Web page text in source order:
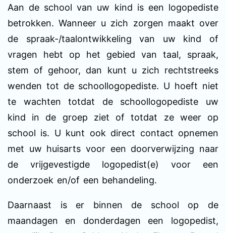
Aan de school van uw kind is een logopediste
betrokken. Wanneer u zich zorgen maakt over
de spraak-/taalontwikkeling van uw kind of
vragen hebt op het gebied van taal, spraak,
stem of gehoor, dan kunt u zich rechtstreeks
wenden tot de schoollogopediste. U hoeft niet
te wachten totdat de schoollogopediste uw
kind in de groep ziet of totdat ze weer op
school is. U kunt ook direct contact opnemen
met uw huisarts voor een doorverwijzing naar
de vrijgevestigde logopedist(e) voor een
onderzoek en/of een behandeling.
Daarnaast is er binnen de school op de
maandagen en donderdagen een logopedist,